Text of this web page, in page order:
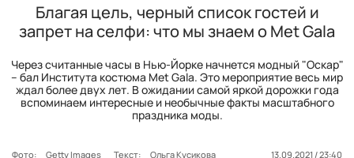
Благая цель, черный список гостей и
запрет на селфи: что мы знаем о Met Gala
Через считанные часы в Нью-Йорке начнется модный "Оскар"
– бал Института костюма Met Gala. Это мероприятие весь мир
ждал более двух лет. В ожидании самой яркой дорожки года
вспоминаем интересные и необычные факты масштабного
праздника моды.
Фото: Getty Images Текст: Ольга Кусикова
13.09.2021 / 23:40